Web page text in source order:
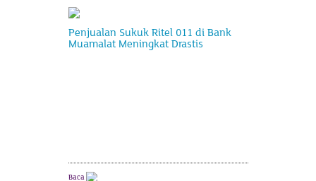
Penjualan Sukuk Ritel 011 di Bank
Muamalat Meningkat Drastis
Baca